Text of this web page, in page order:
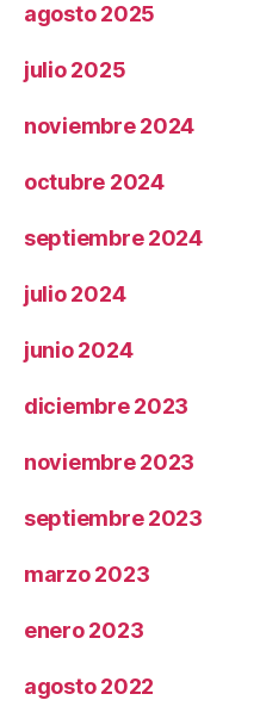
agosto 2025
julio 2025
noviembre 2024
octubre 2024
septiembre 2024
julio 2024
junio 2024
diciembre 2023
noviembre 2023
septiembre 2023
marzo 2023
enero 2023
agosto 2022